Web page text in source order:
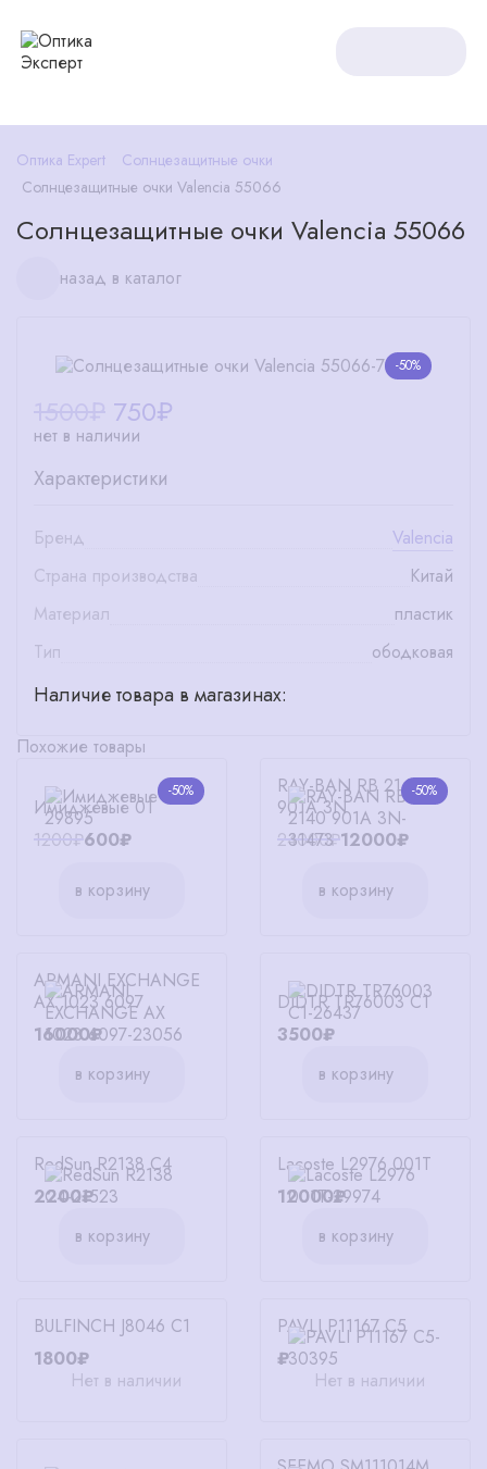
Оптика Expert
Солнцезащитные очки
Солнцезащитные очки Valencia 55066
Солнцезащитные очки Valencia 55066
назад в каталог
-50%
750₽
нет в наличии
Характеристики
Бренд
Valencia
Страна производства
Китай
Материал
пластик
Тип
ободковая
Наличие товара в магазинах:
Похожие товары
-50%
Имиджевые 01
1200₽600₽
в корзину
-50%
RAY-BAN RB 2140
901A 3N
24000₽12000₽
в корзину
ARMANI EXCHANGE
AX 1023 6097
16000₽
в корзину
DIDTR TR76003 C1
3500₽
в корзину
RedSun R2138 C4
2200₽
в корзину
Lacoste L2976 001T
12000₽
в корзину
BULFINCH J8046 C1
1800₽
Нет в наличии
PAVLI P11167 C5
₽
Нет в наличии